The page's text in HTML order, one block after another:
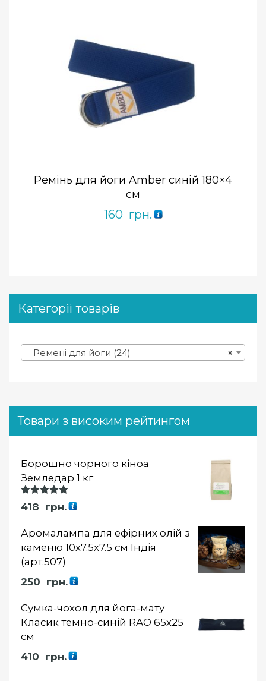
Ремінь для йоги Amber синій 180×4
см
160 грн.
ПРИДБАТИ
Add to Wishlist
Категорії товарів
×
Ремені для йоги (24)
Товари з високим рейтингом
Борошно чорного кіноа
Земледар 1 кг
Оцінка
5.00із 5
418 грн.
Аромалампа для ефірних олій з
каменю 10х7.5х7.5 см Індія
(арт.507)
250 грн.
Сумка-чохол для йога-мату
Класик темно-синій RAO 65х25
см
410 грн.